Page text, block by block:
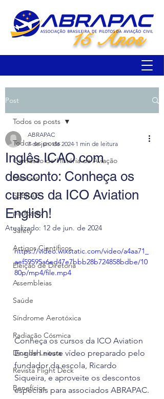
15 Anos
Post
Todos os posts
Comissão de História da Aviação
Notícias
SEBRAE
podcasts
Safety
Artigos Científicos
Eleição de Diretoria
Assembleias
Saúde
Síndrome Aerotóxica
Radiação Cósmica
Dica de Leitura
Revista Flight Deck
Benefícios
Todos os posts
Inglês ICAO com
desconto: Conheça os
cursos da ICO Aviation
English!
ABRAPAC
7 de jun. de 2024 1 min de leitura
Atualizado: 12 de jun. de 2024
https://video.wixstatic.com/video/a4aa71_
aef59595a6ed47e7bbb28b724858bdbe/10
80p/mp4/file.mp4
Conheça os cursos da ICO Aviation
English neste vídeo preparado pelo
fundador da escola, Ricardo
Siqueira, e aproveite os descontos
especiais para associados ABRAPAC.